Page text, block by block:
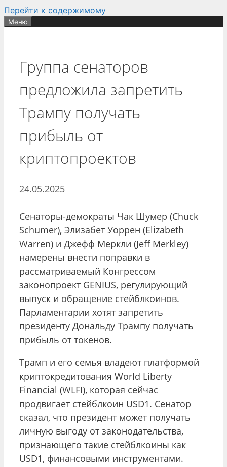
Перейти к содержимому
Меню
Группа сенаторов
предложила запретить
Трампу получать
прибыль от
криптопроектов
24.05.2025
Сенаторы-демократы Чак Шумер (Chuck
Schumer), Элизабет Уоррен (Elizabeth
Warren) и Джефф Меркли (Jeff Merkley)
намерены внести поправки в
рассматриваемый Конгрессом
законопроект GENIUS, регулирующий
выпуск и обращение стейблкоинов.
Парламентарии хотят запретить
президенту Дональду Трампу получать
прибыль от токенов.
Трамп и его семья владеют платформой
криптокредитования World Liberty
Financial (WLFI), которая сейчас
продвигает стейблкоин USD1. Сенатор
сказал, что президент может получать
личную выгоду от законодательства,
признающего такие стейблкоины как
USD1, финансовыми инструментами.